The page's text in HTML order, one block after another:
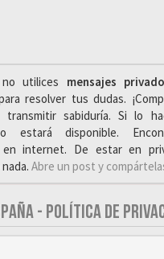
utilices mensajes
resolver tus dudas.
sabiduría. Si lo
estará disponible.
en internet. De estar en
Abre un post y
- POLÍTICA DE